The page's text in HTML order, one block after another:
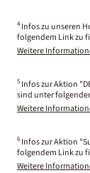
4 Infos zu unseren
folgendem Link zu
Weitere
5 Infos zur Aktion
sind unter
Weitere
6 Infos zur Aktion
folgendem Link zu
Weitere